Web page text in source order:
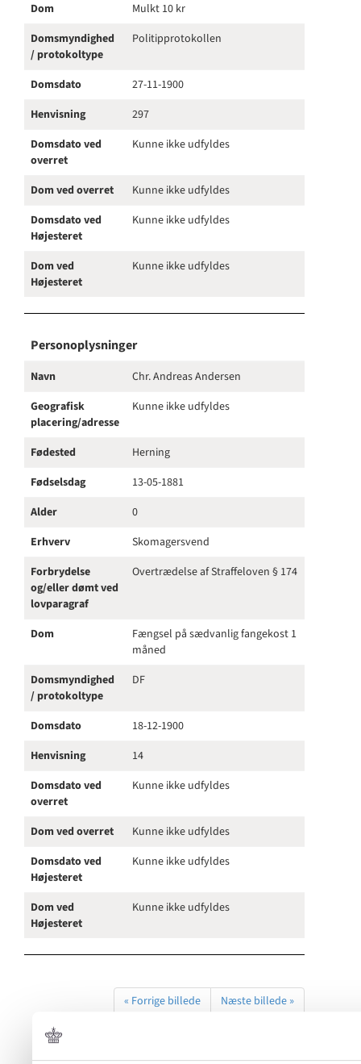
Dom
Mulkt 10 kr
Domsmyndighed
/ protokoltype
Politipprotokollen
Domsdato
27-11-1900
Henvisning
297
Domsdato ved
overret
Kunne ikke udfyldes
Dom ved overret
Kunne ikke udfyldes
Domsdato ved
Højesteret
Kunne ikke udfyldes
Dom ved
Højesteret
Kunne ikke udfyldes
Personoplysninger
Navn
Chr. Andreas Andersen
Geografisk
placering/adresse
Kunne ikke udfyldes
Fødested
Herning
Fødselsdag
13-05-1881
Alder
0
Erhverv
Skomagersvend
Forbrydelse
og/eller dømt ved
lovparagraf
Overtrædelse af Straffeloven § 174
Dom
Fængsel på sædvanlig fangekost 1
måned
Domsmyndighed
/ protokoltype
DF
Domsdato
18-12-1900
Henvisning
14
Domsdato ved
overret
Kunne ikke udfyldes
Dom ved overret
Kunne ikke udfyldes
Domsdato ved
Højesteret
Kunne ikke udfyldes
Dom ved
Højesteret
Kunne ikke udfyldes
« Forrige billede Næste billede »